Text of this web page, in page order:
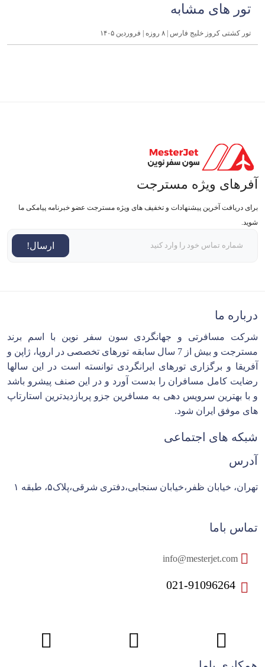
تور های مشابه
تور کشتی کروز خلیج فارس | ۸ روزه | فروردین ۱۴۰۵
آفرهای ویژه مسترجت
برای دریافت آخرین پیشنهادات و تخفیف های ویژه مسترجت عضو خبرنامه پیامکی ما
شوید.
ارسال!
درباره ما
شرکت مسافرتی و جهانگردی سون سفر نوین با اسم برند
مسترجت و بیش از 7 سال سابقه تورهای تخصصی در اروپا، ژاپن و
آفریقا و برگزاری تورهای ایرانگردی توانسته است در این سالها
رضایت کامل مسافران را بدست آورد و در این صنف پیشرو باشد
و با بهترین سرویس دهی به مسافرین جزو پربازدیدترین استارتاپ
های موفق ایران شود.
شبکه های اجتماعی
آدرس
تهران، خیابان ظفر،خیابان سنجابی،دفتری شرقی،پلاک۵، طبقه ۱
تماس باما
021-91096264